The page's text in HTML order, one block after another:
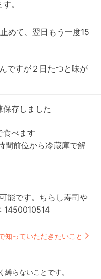
。
めて、翌日もう一度15
ですが２日たつと味が
保存しました
食べます
間前位から冷蔵庫で解
能です。ちらし寿司や
1450010514
知っていただきたいこと
らないことです。